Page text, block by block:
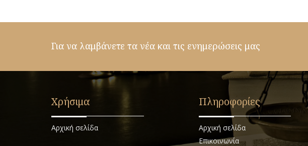
Για να λαμβάνετε τα νέα και τις ενημερώσεις μας
Χρήσιμα
Αρχική σελίδα
Πληροφορίες
Αρχική σελίδα
Επικοινωνία